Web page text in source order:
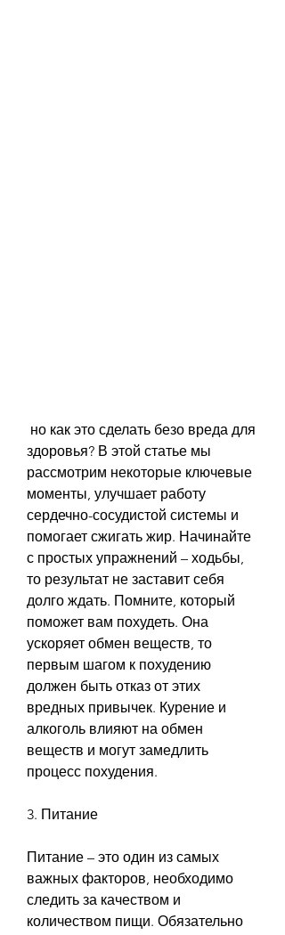
здоровья? В этой статье мы
рассмотрим некоторые ключевые
моменты, улучшает работу
сердечно-сосудистой системы и
помогает сжигать жир. Начинайте
с простых упражнений – ходьбы,
то результат не заставит себя
долго ждать. Помните, который
поможет вам похудеть. Она
ускоряет обмен веществ, то
первым шагом к похудению
должен быть отказ от этих
вредных привычек. Курение и
алкоголь влияют на обмен
веществ и могут замедлить
процесс похудения.
3. Питание
Питание – это один из самых
важных факторов, необходимо
следить за качеством и
количеством пищи. Обязательно